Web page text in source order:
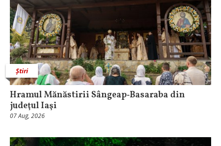
Știri
Hramul Mănăstirii Sângeap‑Basaraba din
judeţul Iaşi
07 Aug, 2026